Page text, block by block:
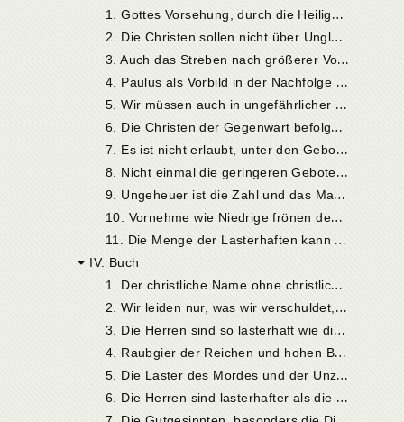
1
. Gottes Vorsehung, durch die Heilige Schrift bezeugt, bedarf eigentlich keiner weiteren Beweise
2
. Die Christen sollen nicht über Unglück klagen, weil sie nicht einmal die wichtigsten Gebote Gottes befolgen
3
. Auch das Streben nach größerer Vollkommenheit ist nicht rein genug
4
. Paulus als Vorbild in der Nachfolge des Herrn
5
. Wir müssen auch in ungefährlicher Zeit getreu unsere Pflicht erfüllen
6
. Die Christen der Gegenwart befolgen die Gebote der Nächstenliebe nicht
7
. Es ist nicht erlaubt, unter den Geboten Gottes eine Auswahl zu treffen
8
. Nicht einmal die geringeren Gebote werden von den Christen erfüllt
9
. Ungeheuer ist die Zahl und das Maß unserer Sünden
1
0. Vornehme wie Niedrige frönen den gleichen Lastern
1
1. Die Menge der Lasterhaften kann von den wenigen Guten nicht gerettet werden
IV. Buch
1
. Der christliche Name ohne christliches Leben ist wertlos
2
. Wir leiden nur, was wir verschuldet, auch wenn wir dies nicht anerkennen wollen
3
. Die Herren sind so lasterhaft wie die Sklaven
4
. Raubgier der Reichen und hohen Beamten
5
. Die Laster des Mordes und der Unzucht bei den Vornehmen
6
. Die Herren sind lasterhafter als die Sklaven, besonders auch durch Steuerbedrückung der Armen